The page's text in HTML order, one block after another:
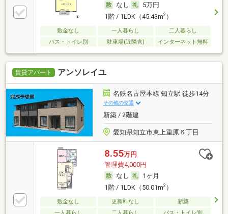
なし
5万円
1階 / 1LDK（45.43m2）
敷金なし 一人暮らし
二人暮らし
バス・トイレ別
駐車場(近隣含) インターネット無料
賃貸アパート アンソレイユ
名鉄名古屋本線 知立駅 徒歩14分
その他の交通
新築 / 2階建
愛知県知立市東上重原６丁目
8.55万円
管理費4,000円
なし
1ヶ月
1階 / 1LDK（50.01m2）
敷金なし 更新料なし
新築